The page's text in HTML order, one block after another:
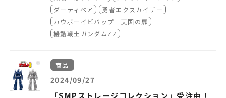
カフェコーナー情報
ーーーーーーーーーーーーーーーーーーーーー
O、SENDAI、KOSHIGAYA 店舗での販売はあ
りません。
【TOKYO、YOKOHAMA、HAKATA】
各「バンダイナムコ Cross Store」内のカフ
や『クラッシャージョウ』『ダーティペア』
『勇者エクスカイザー』などのプロデューサー
の吉井孝之さん、『COWBOY BEBOP 天国の
扉』などの編集の掛須 秀一さん、『機動戦士ガ
堀内 賢雄さんがらの受賞が決定しました。
ン産業・文化の発展に大きく寄与した方を顕彰
するもので、制作現場における技術、表現だけ
でなく、人材育成などの教育活動・国際交流な
ども含め、広くアニメーション産業の社会的地
TAAF2025では、 顕彰者の功績を紹介する、
特別展示や特別プログラムの実施が予定されて
います。
東京アニメアワードフェスティバル 2025 開催
概要
会場：東京・池袋
主催：東京アニメアワードフェスティバル実行
委員会、一般社団法人日本動画協会
共催：東京都
※詳しくは公式サイトをご確認ください。
ダーティペア
勇者エクスカイザー
カウボーイビバップ 天国の扉
機動戦士ガンダムZZ
商品
2024/09/27
「SMPストレージコレクション」受注中！